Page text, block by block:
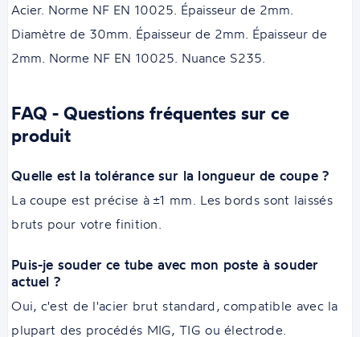
Acier. Norme NF EN 10025. Épaisseur de 2mm.
Diamètre de 30mm. Épaisseur de 2mm. Épaisseur de
2mm. Norme NF EN 10025. Nuance S235.
FAQ - Questions fréquentes sur ce
produit
Quelle est la tolérance sur la longueur de coupe ?
La coupe est précise à ±1 mm. Les bords sont laissés
bruts pour votre finition.
Puis-je souder ce tube avec mon poste à souder
actuel ?
Oui, c'est de l'acier brut standard, compatible avec la
plupart des procédés MIG, TIG ou électrode.